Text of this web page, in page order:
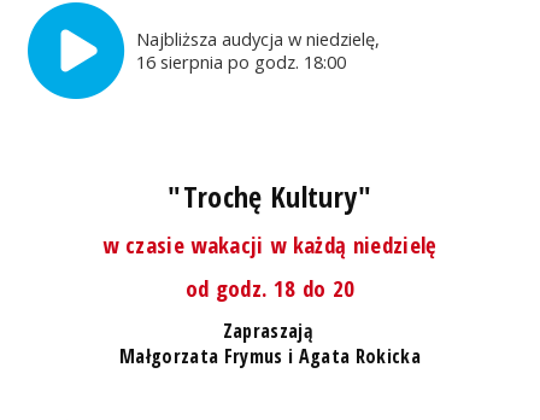
Najbliższa audycja w niedzielę,
16 sierpnia po godz. 18:00
"Trochę Kultury"
w czasie wakacji w każdą niedzielę
od godz. 18 do 20
Zapraszają
Małgorzata Frymus i Agata Rokicka